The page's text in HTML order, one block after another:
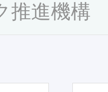
推進機構